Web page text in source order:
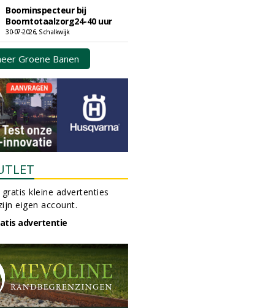
Boominspecteur bij
Boomtotaalzorg24-40 uur
30-07-2026, Schalkwijk
Groene Banen
kleine advertenties
eigen account.
advertentie